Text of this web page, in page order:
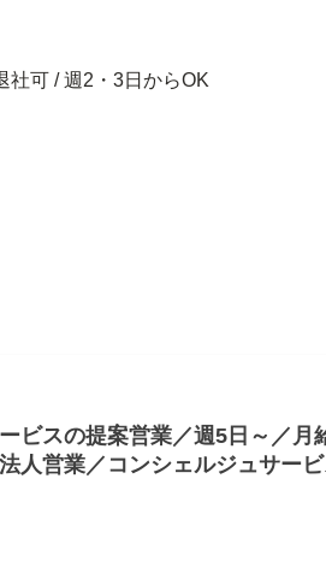
社可 / 週2・3日からOK
ビスの提案営業／週5日～／月
人営業／コンシェルジュサー